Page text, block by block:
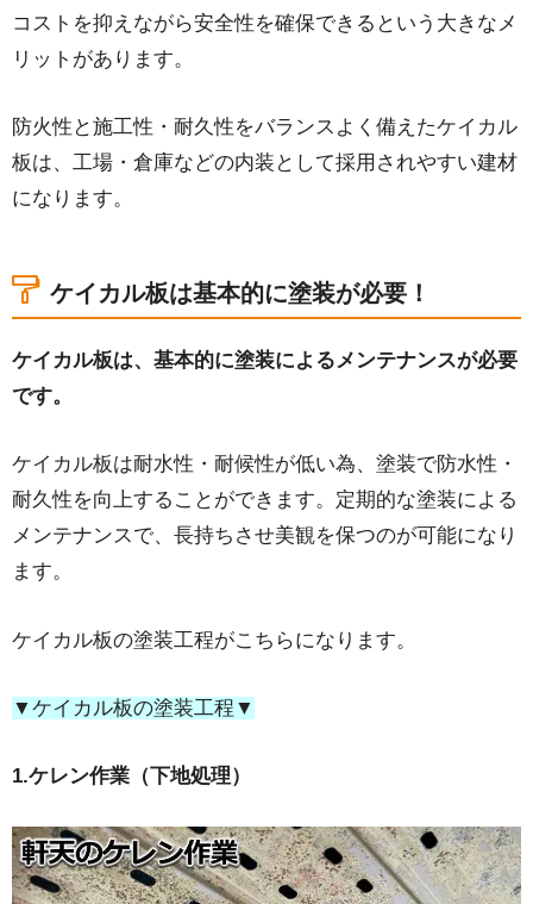
コストを抑えながら安全性を確保できるという大きなメ
リットがあります。
防火性と施工性・耐久性をバランスよく備えたケイカル
板は、工場・倉庫などの内装として採用されやすい建材
になります。
ケイカル板は基本的に塗装が必要！
ケイカル板は、基本的に塗装によるメンテナンスが必要
です。
ケイカル板は耐水性・耐候性が低い為、塗装で防水性・
耐久性を向上することができます。定期的な塗装による
メンテナンスで、長持ちさせ美観を保つのが可能になり
ます。
ケイカル板の塗装工程がこちらになります。
▼ケイカル板の塗装工程▼
1.ケレン作業（下地処理）